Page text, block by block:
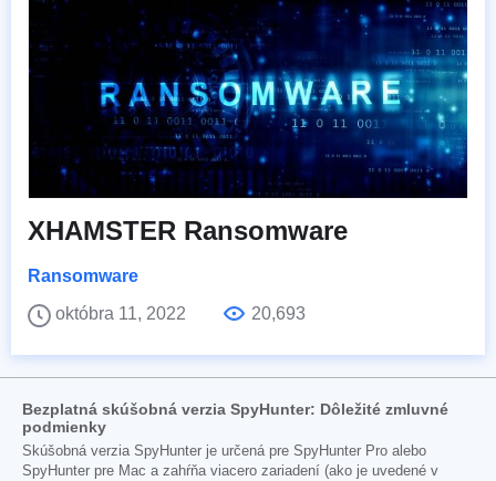
XHAMSTER Ransomware
Ransomware
októbra 11, 2022
20,693
Bezplatná skúšobná verzia SpyHunter: Dôležité zmluvné
podmienky
Skúšobná verzia SpyHunter je určená pre SpyHunter Pro alebo
SpyHunter pre Mac a zahŕňa viacero zariadení (ako je uvedené v